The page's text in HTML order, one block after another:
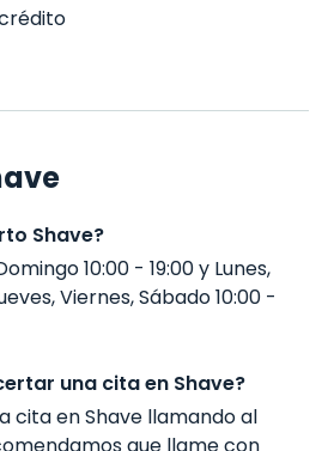
Shave?
10:00 - 19:00 y Lunes,
Viernes, Sábado 10:00 -
una cita en Shave?
cita en Shave llamando al